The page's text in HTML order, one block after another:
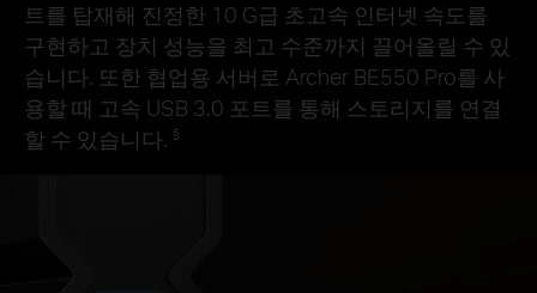
트를 탑재해 진정한 10 G급 초고속 인터넷 속도를
구현하고 장치 성능을 최고 수준까지 끌어올릴 수 있
습니다. 또한 협업용 서버로 Archer BE550 Pro를 사
용할 때 고속 USB 3.0 포트를 통해 스토리지를 연결
할 수 있습니다. §